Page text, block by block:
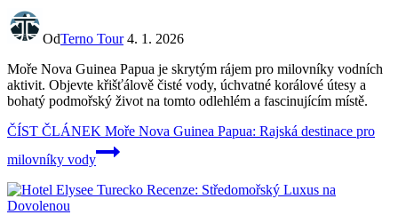
OdTerno Tour 4. 1. 2026
Moře Nova Guinea Papua je skrytým rájem pro milovníky vodních
aktivit. Objevte křišťálově čisté vody, úchvatné korálové útesy a
bohatý podmořský život na tomto odlehlém a fascinujícím místě.
ČÍST ČLÁNEK Moře Nova Guinea Papua: Rajská destinace pro
milovníky vody